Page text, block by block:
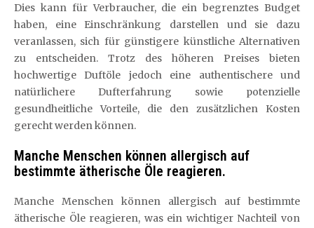
Dies kann für Verbraucher, die ein begrenztes Budget
haben, eine Einschränkung darstellen und sie dazu
veranlassen, sich für günstigere künstliche Alternativen
zu entscheiden. Trotz des höheren Preises bieten
hochwertige Duftöle jedoch eine authentischere und
natürlichere Dufterfahrung sowie potenzielle
gesundheitliche Vorteile, die den zusätzlichen Kosten
gerecht werden können.
Manche Menschen können allergisch auf
bestimmte ätherische Öle reagieren.
Manche Menschen können allergisch auf bestimmte
ätherische Öle reagieren, was ein wichtiger Nachteil von